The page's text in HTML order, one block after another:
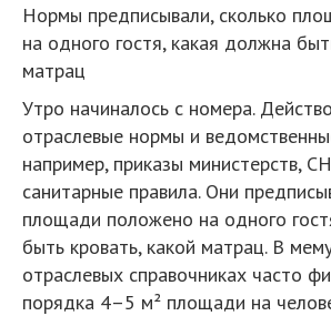
Нормы предписывали, сколько
на одного гостя, какая должна
матрац
Утро начиналось с номера.
отраслевые нормы и
например, приказы министерств,
санитарные правила. Они
площади положено на одного
быть кровать, какой матрац. В
отраслевых справочниках часто
порядка 4–5 м² площади на